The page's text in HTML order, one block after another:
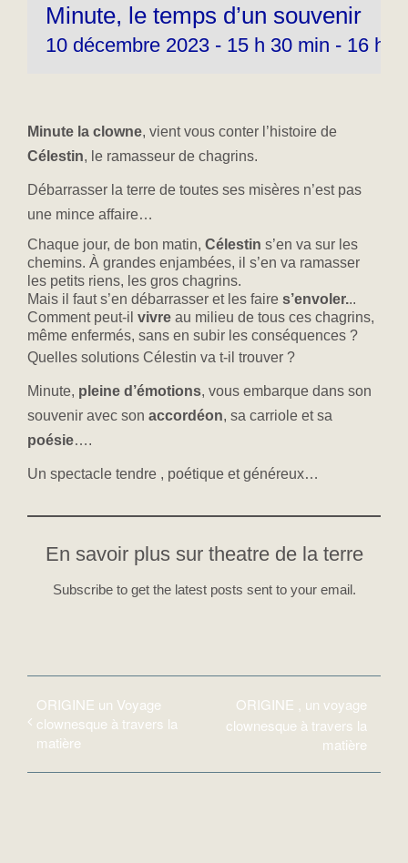
Minute, le temps d’un souvenir
10 décembre 2023 - 15 h 30 min - 16 h
Minute la clowne, vient vous conter l’histoire de
Célestin, le ramasseur de chagrins.
Débarrasser la terre de toutes ses misères n’est pas
une mince affaire…
Chaque jour, de bon matin, Célestin s’en va sur les
chemins. À grandes enjambées, il s’en va ramasser
les petits riens, les gros chagrins.
Mais il faut s’en débarrasser et les faire s’envoler...
Comment peut-il vivre au milieu de tous ces chagrins,
même enfermés, sans en subir les conséquences ?
Quelles solutions Célestin va t-il trouver ?
Minute, pleine d’émotions, vous embarque dans son
souvenir avec son accordéon, sa carriole et sa
poésie….
Un spectacle tendre , poétique et généreux…
En savoir plus sur theatre de la terre
Subscribe to get the latest posts sent to your email.
ORIGINE un Voyage
clownesque à travers la
matière
ORIGINE , un voyage
clownesque à travers la
matière